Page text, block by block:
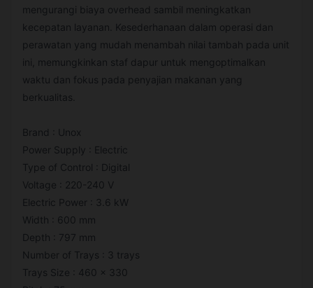
mengurangi biaya overhead sambil meningkatkan
kecepatan layanan. Kesederhanaan dalam operasi dan
perawatan yang mudah menambah nilai tambah pada unit
ini, memungkinkan staf dapur untuk mengoptimalkan
waktu dan fokus pada penyajian makanan yang
berkualitas.
Brand : Unox
Power Supply : Electric
Type of Control : Digital
Voltage : 220-240 V
Electric Power : 3.6 kW
Width : 600 mm
Depth : 797 mm
Number of Trays : 3 trays
Trays Size : 460 x 330